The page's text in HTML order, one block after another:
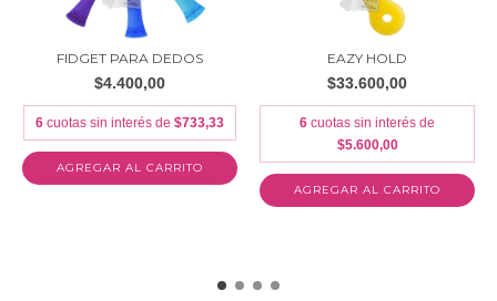
FIDGET PARA DEDOS
$4.400,00
6 cuotas sin interés de $733,33
EAZY HOLD
$33.600,00
6 cuotas sin interés de
$5.600,00
AGREGAR AL CARRITO